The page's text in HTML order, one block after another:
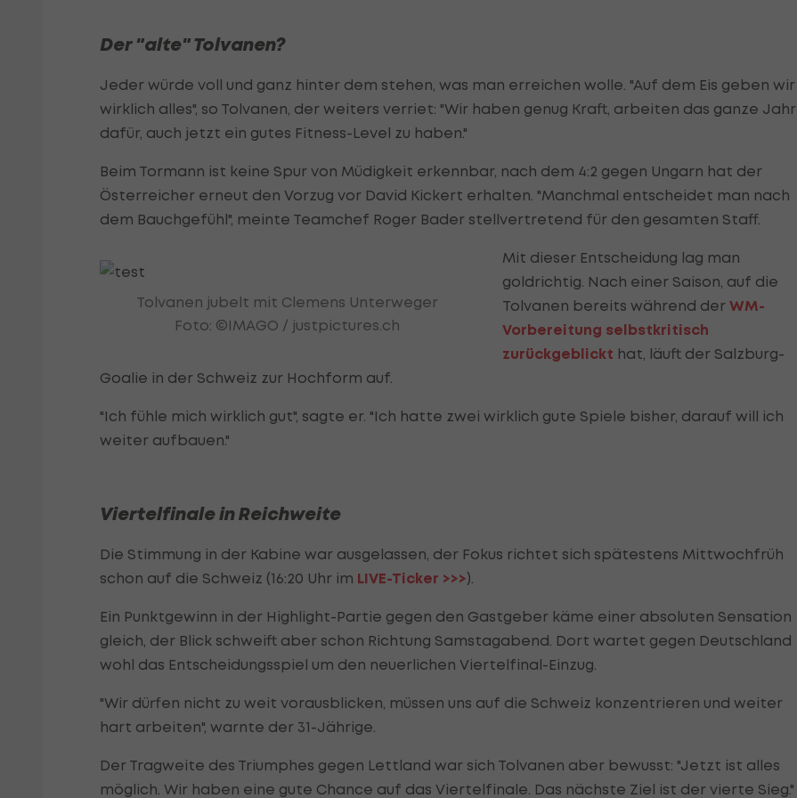
Der "alte" Tolvanen?
Jeder würde voll und ganz hinter dem stehen, was man erreichen wolle. "Auf dem Eis geben wir
wirklich alles", so Tolvanen, der weiters verriet: "Wir haben genug Kraft, arbeiten das ganze Jahr
dafür, auch jetzt ein gutes Fitness-Level zu haben."
Beim Tormann ist keine Spur von Müdigkeit erkennbar, nach dem 4:2 gegen Ungarn hat der
Österreicher erneut den Vorzug vor David Kickert erhalten. "Manchmal entscheidet man nach
dem Bauchgefühl", meinte Teamchef Roger Bader stellvertretend für den gesamten Staff.
Tolvanen jubelt mit Clemens Unterweger
Foto: ©IMAGO / justpictures.ch
Mit dieser Entscheidung lag man
goldrichtig. Nach einer Saison, auf die
Tolvanen bereits während der WM-
Vorbereitung selbstkritisch
zurückgeblickt hat, läuft der Salzburg-
Goalie in der Schweiz zur Hochform auf.
"Ich fühle mich wirklich gut", sagte er. "Ich hatte zwei wirklich gute Spiele bisher, darauf will ich
weiter aufbauen."
Viertelfinale in Reichweite
Die Stimmung in der Kabine war ausgelassen, der Fokus richtet sich spätestens Mittwochfrüh
schon auf die Schweiz (16:20 Uhr im LIVE-Ticker >>>).
Ein Punktgewinn in der Highlight-Partie gegen den Gastgeber käme einer absoluten Sensation
gleich, der Blick schweift aber schon Richtung Samstagabend. Dort wartet gegen Deutschland
wohl das Entscheidungsspiel um den neuerlichen Viertelfinal-Einzug.
"Wir dürfen nicht zu weit vorausblicken, müssen uns auf die Schweiz konzentrieren und weiter
hart arbeiten", warnte der 31-Jährige.
Der Tragweite des Triumphes gegen Lettland war sich Tolvanen aber bewusst: "Jetzt ist alles
möglich. Wir haben eine gute Chance auf das Viertelfinale. Das nächste Ziel ist der vierte Sieg."